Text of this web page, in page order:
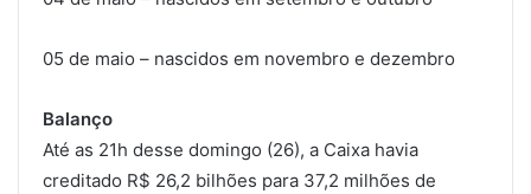
05 de maio – nascidos em novembro e dezembro
Balanço
Até as 21h desse domingo (26), a Caixa havia
creditado R$ 26,2 bilhões para 37,2 milhões de